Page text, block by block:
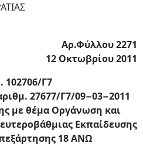
Αρ.Φύλλου 2271
12 Οκτωβρίου 2011
102706/Γ7
27677/Γ7/09−03−2011
με θέμα Οργάνωση και
Εκπαίδευσης
18 ΑΝΩ